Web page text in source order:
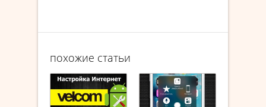
похожие статьи